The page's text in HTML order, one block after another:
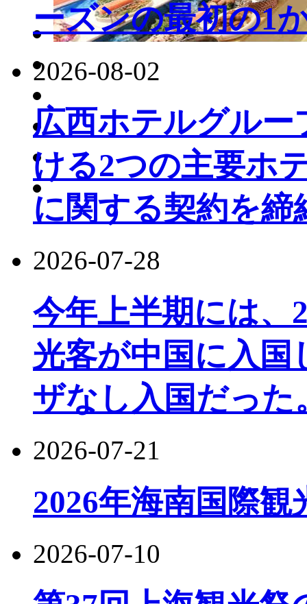
ーズンの最初の1
2026-08-02
広西ホテルグルー
ける2つの主要ホ
に関する契約を締
2026-07-28
今年上半期には、
光客が中国に入国
ザなし入国だった
2026-07-21
2026年海南国際
2026-07-10